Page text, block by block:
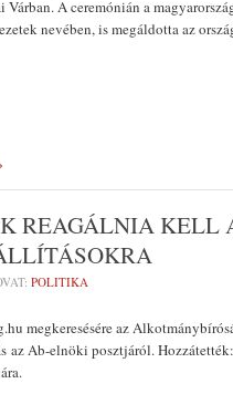
Várban. A ceremónián a
nevében, is megáldotta az
REAGÁLNIA KELL
POLITIKA
megkeresésére az
az Ab-elnöki posztjáról.